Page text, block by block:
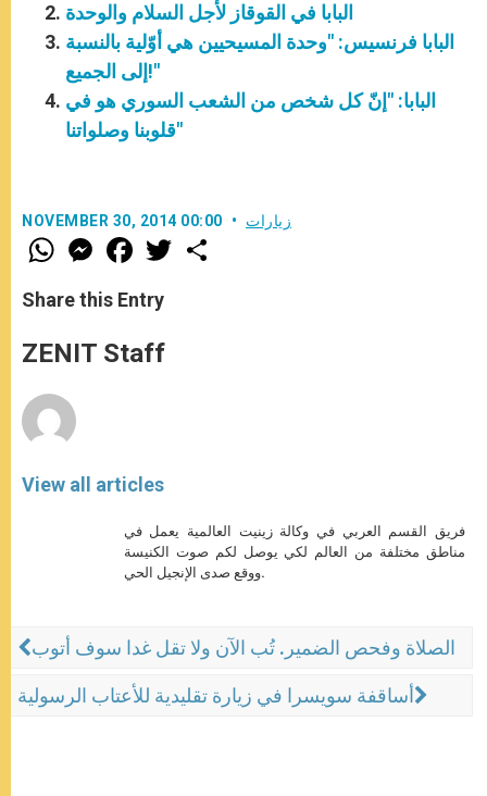
البابا في القوقاز لأجل السلام والوحدة
البابا فرنسيس: "وحدة المسيحيين هي أوّلية بالنسبة
إلى الجميع!"
البابا: "إنّ كل شخص من الشعب السوري هو في
قلوبنا وصلواتنا"
NOVEMBER 30, 2014 00:00 زيارات
W
h
t
s
p
p
M
e
s
e
g
e
F
a
e
b
o
k
w
Share this Entry
ZENIT Staff
View all articles
فريق القسم العربي في وكالة زينيت العالمية يعمل في
مناطق مختلفة من العالم لكي يوصل لكم صوت الكنيسة
ووقع صدى الإنجيل الحي.
الصلاة وفحص الضمير. تُب الآن ولا تقل غدا سوف أتوب
أساقفة سويسرا في زيارة تقليدية للأعتاب الرسولية